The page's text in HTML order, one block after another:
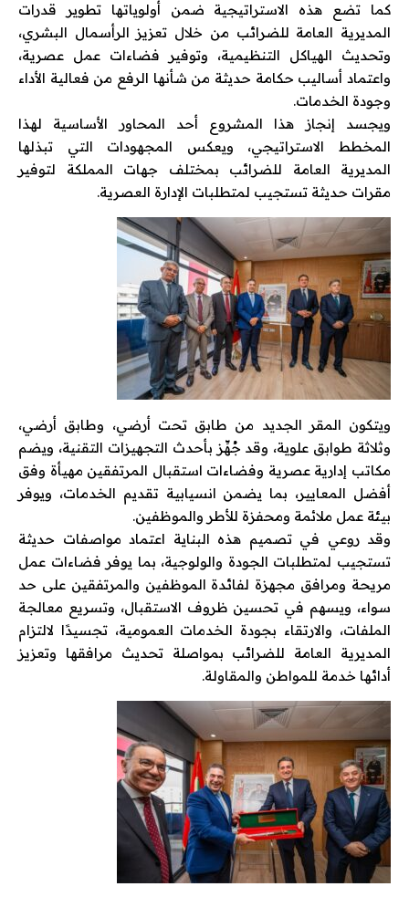
كما تضع هذه الاستراتيجية ضمن أولوياتها تطوير قدرات
المديرية العامة للضرائب من خلال تعزيز الرأسمال البشري،
وتحديث الهياكل التنظيمية، وتوفير فضاءات عمل عصرية،
واعتماد أساليب حكامة حديثة من شأنها الرفع من فعالية الأداء
وجودة الخدمات.
ويجسد إنجاز هذا المشروع أحد المحاور الأساسية لهذا
المخطط الاستراتيجي، ويعكس المجهودات التي تبذلها
المديرية العامة للضرائب بمختلف جهات المملكة لتوفير
مقرات حديثة تستجيب لمتطلبات الإدارة العصرية.
ويتكون المقر الجديد من طابق تحت أرضي، وطابق أرضي،
وثلاثة طوابق علوية، وقد جُهِّز بأحدث التجهيزات التقنية، ويضم
مكاتب إدارية عصرية وفضاءات استقبال المرتفقين مهيأة وفق
أفضل المعايير، بما يضمن انسيابية تقديم الخدمات، ويوفر
بيئة عمل ملائمة ومحفزة للأطر والموظفين.
وقد روعي في تصميم هذه البناية اعتماد مواصفات حديثة
تستجيب لمتطلبات الجودة والولوجية، بما يوفر فضاءات عمل
مريحة ومرافق مجهزة لفائدة الموظفين والمرتفقين على حد
سواء، ويسهم في تحسين ظروف الاستقبال، وتسريع معالجة
الملفات، والارتقاء بجودة الخدمات العمومية، تجسيدًا لالتزام
المديرية العامة للضرائب بمواصلة تحديث مرافقها وتعزيز
أدائها خدمة للمواطن والمقاولة.